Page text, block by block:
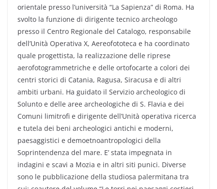
orientale presso l’università “La Sapienza” di Roma. Ha
svolto la funzione di dirigente tecnico archeologo
presso il Centro Regionale del Catalogo, responsabile
dell’Unità Operativa X, Aereofototeca e ha coordinato
quale progettista, la realizzazione delle riprese
aerofotogrammetriche e delle ortofocarte a colori dei
centri storici di Catania, Ragusa, Siracusa e di altri
ambiti urbani. Ha guidato il Servizio archeologico di
Solunto e delle aree archeologiche di S. Flavia e dei
Comuni limitrofi e dirigente dell’Unità operativa ricerca
e tutela dei beni archeologici antichi e moderni,
paesaggistici e demoetnoantropologici della
Soprintendenza del mare. E’ stata impegnata in
indagini e scavi a Mozia e in altri siti punici. Diverse
sono le pubblicazione della studiosa palermitana tra